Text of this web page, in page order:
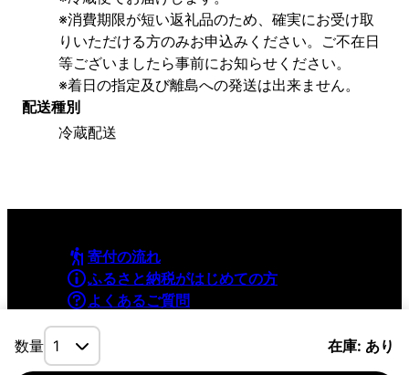
数量 在庫: あり
※消費期限が短い返礼品のため、確実にお受け取
りいただける方のみお申込みください。ご不在日
等ございましたら事前にお知らせください。
※着日の指定及び離島への発送は出来ません。
配送種別
冷蔵配送
寄付の流れ
ふるさと納税がはじめての方
よくあるご質問
利用規約
プライバシーポリシー